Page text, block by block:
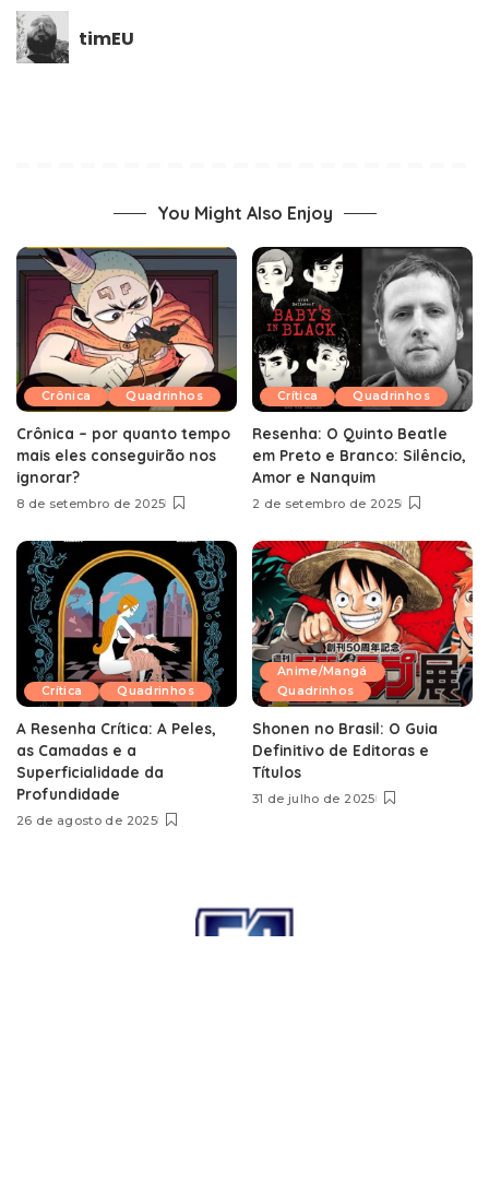
timEU
You Might Also Enjoy
Crônica Quadrinhos
Crônica – por quanto tempo
mais eles conseguirão nos
ignorar?
8 de setembro de 2025
Crítica Quadrinhos
Resenha: O Quinto Beatle
em Preto e Branco: Silêncio,
Amor e Nanquim
2 de setembro de 2025
Crítica Quadrinhos
A Resenha Crítica: A Peles,
as Camadas e a
Superficialidade da
Profundidade
26 de agosto de 2025
Anime/Mangá
Quadrinhos
Shonen no Brasil: O Guia
Definitivo de Editoras e
Títulos
31 de julho de 2025